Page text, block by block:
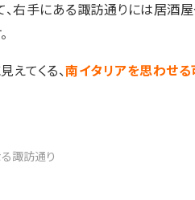
右手にある諏訪通りには居酒
てくる、南イタリアを思わせ
諏訪通り